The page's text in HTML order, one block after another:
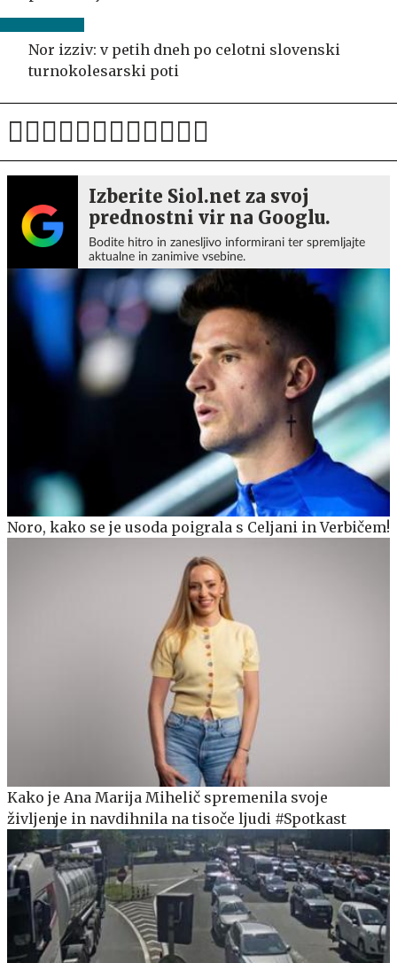
Nor izziv: v petih dneh po celotni slovenski
turnokolesarski poti
Izberite Siol.net za svoj
prednostni vir na Googlu.
Bodite hitro in zanesljivo informirani ter spremljajte
aktualne in zanimive vsebine.
Noro, kako se je usoda poigrala s Celjani in Verbičem!
Kako je Ana Marija Mihelič spremenila svoje
življenje in navdihnila na tisoče ljudi #Spotkast